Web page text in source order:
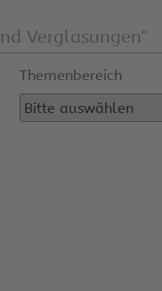
Themenbereich